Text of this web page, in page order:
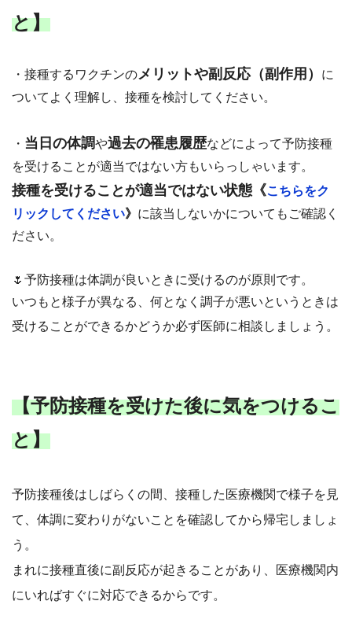
と】
・接種するワクチンのメリットや副反応（副作用 ）
に
ついてよく理解し、接種を検討してください。
・ 当日の体調や過去の罹患履歴などによって予防接種
を受けることが適当ではない方もいらっしゃいます。
接種を受けることが適当ではない状態《こちらをク
リックしてください》 に該当しないかについてもご確認く
ださい。
🌷予防接種は体調が良いときに受けるのが原則です。
いつもと様子が異なる、何となく調子が悪いというときは
受けることができるかどうか必ず医師に相談しましょう。
【予防接種を受けた後に気をつけるこ
と】
予防接種後はしばらくの間、接種した医療機関で様子を見
て、体調に変わりがないことを確認してから帰宅しましょ
う。
まれに接種直後に副反応が起きることがあり、医療機関内
にいればすぐに対応できるからです。